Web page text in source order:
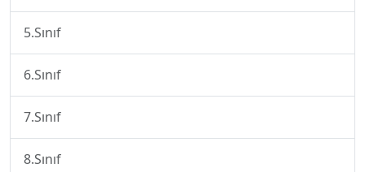
5.Sınıf
6.Sınıf
7.Sınıf
8.Sınıf